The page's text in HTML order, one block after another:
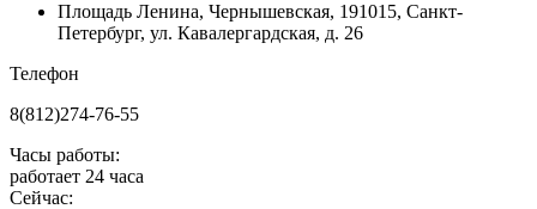
Площадь Ленина, Чернышевская, 191015, Санкт-
Петербург, ул. Кавалергардская, д. 26
Телефон
8(812)274-76-55
Часы работы:
работает 24 часа
Сейчас: